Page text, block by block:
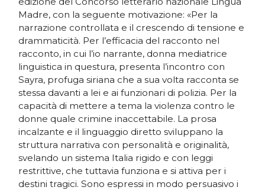
Madre, con la seguente motivazione: «Per la
narrazione controllata e il crescendo di tensione e
drammaticità. Per l’efficacia del racconto nel
racconto, in cui l’io narrante, donna mediatrice
linguistica in questura, presenta l’incontro con
Sayra, profuga siriana che a sua volta racconta se
stessa davanti a lei e ai funzionari di polizia. Per la
capacità di mettere a tema la violenza contro le
donne quale crimine inaccettabile. La prosa
incalzante e il linguaggio diretto sviluppano la
struttura narrativa con personalità e originalità,
svelando un sistema Italia rigido e con leggi
restrittive, che tuttavia funziona e si attiva per i
destini tragici. Sono espressi in modo persuasivo i